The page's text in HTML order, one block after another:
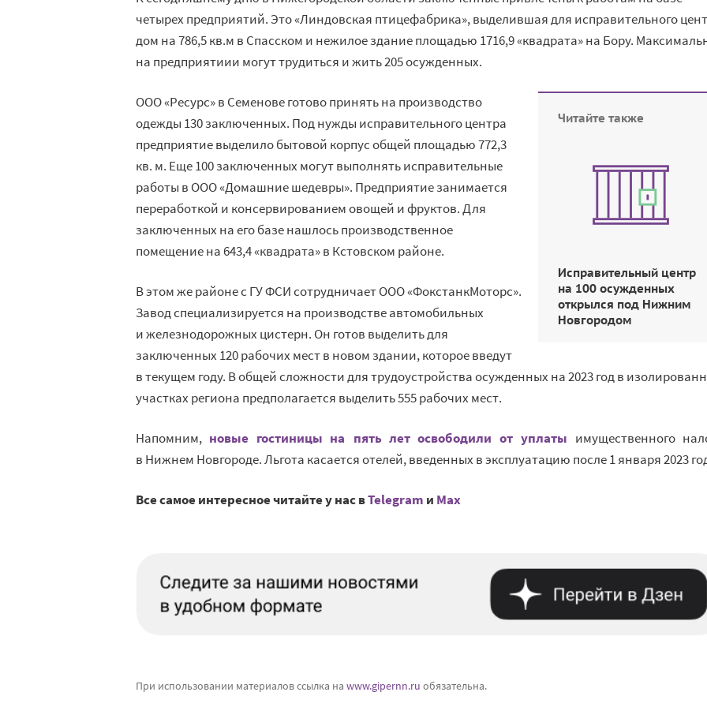
четырех предприятий. Это «Линдовская птицефабрика», выделившая для исправительного
дом на 786,5 кв.м в Спасском и нежилое здание площадью 1716,9 «квадрата» на Бору.
на предприятиии могут трудиться и жить 205 осужденных.
Читайте также
Исправительный центр
на 100 осужденных
открылся под Нижним
Новгородом
ООО «Ресурс» в Семенове готово принять на производство
одежды 130 заключенных. Под нужды исправительного центра
предприятие выделило бытовой корпус общей площадью 772,3
кв. м. Еще 100 заключенных могут выполнять исправительные
работы в ООО «Домашние шедевры». Предприятие занимается
переработкой и консервированием овощей и фруктов. Для
заключенных на его базе нашлось производственное
помещение на 643,4 «квадрата» в Кстовском районе.
В этом же районе с ГУ ФСИ сотрудничает ООО «ФокстанкМоторс».
Завод специализируется на производстве автомобильных
и железнодорожных цистерн. Он готов выделить для
заключенных 120 рабочих мест в новом здании, которое введут
в текущем году. В общей сложности для трудоустройства осужденных на 2023 год в
участках региона предполагается выделить 555 рабочих мест.
Напомним, новые гостиницы на пять лет освободили от уплаты имущественного
в Нижнем Новгороде. Льгота касается отелей, введенных вэксплуатацию после 1 января 2023
Все самое интересное читайте у нас вTelegram и Mах
При использовании материалов ссылка на www.gipernn.ru обязательна.